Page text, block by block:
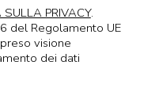
SULLA PRIVACY.
del Regolamento UE
visione
dei dati